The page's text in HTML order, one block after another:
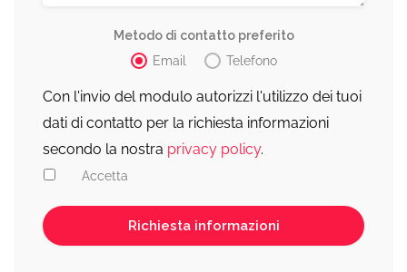
Metodo di contatto preferito
Email
Telefono
Con l'invio del modulo autorizzi l'utilizzo dei tuoi
dati di contatto per la richiesta informazioni
secondo la nostra privacy policy.
Accetta